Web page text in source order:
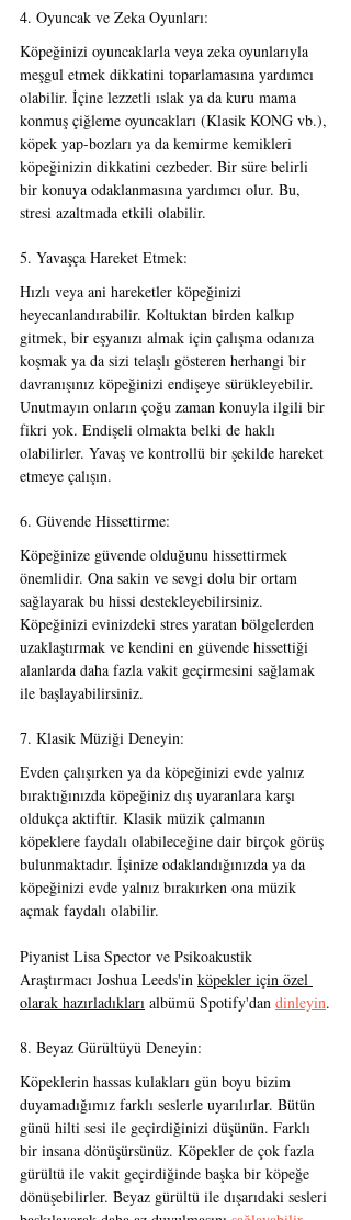
4. Oyuncak ve Zeka Oyunları:
Köpeğinizi oyuncaklarla veya zeka oyunlarıyla
meşgul etmek dikkatini toparlamasına yardımcı
olabilir. İçine lezzetli ıslak ya da kuru mama
konmuş çiğleme oyuncakları (Klasik KONG vb.),
köpek yap-bozları ya da kemirme kemikleri
köpeğinizin dikkatini cezbeder. Bir süre belirli
bir konuya odaklanmasına yardımcı olur. Bu,
stresi azaltmada etkili olabilir.
5. Yavaşça Hareket Etmek:
Hızlı veya ani hareketler köpeğinizi
heyecanlandırabilir. Koltuktan birden kalkıp
gitmek, bir eşyanızı almak için çalışma odanıza
koşmak ya da sizi telaşlı gösteren herhangi bir
davranışınız köpeğinizi endişeye sürükleyebilir.
Unutmayın onların çoğu zaman konuyla ilgili bir
fikri yok. Endişeli olmakta belki de haklı
olabilirler. Yavaş ve kontrollü bir şekilde hareket
etmeye çalışın.
6. Güvende Hissettirme:
Köpeğinize güvende olduğunu hissettirmek
önemlidir. Ona sakin ve sevgi dolu bir ortam
sağlayarak bu hissi destekleyebilirsiniz.
Köpeğinizi evinizdeki stres yaratan bölgelerden
uzaklaştırmak ve kendini en güvende hissettiği
alanlarda daha fazla vakit geçirmesini sağlamak
ile başlayabilirsiniz.
7. Klasik Müziği Deneyin:
Evden çalışırken ya da köpeğinizi evde yalnız
bıraktığınızda köpeğiniz dış uyaranlara karşı
oldukça aktiftir. Klasik müzik çalmanın
köpeklere faydalı olabileceğine dair birçok görüş
bulunmaktadır. İşinize odaklandığınızda ya da
köpeğinizi evde yalnız bırakırken ona müzik
açmak faydalı olabilir.
Piyanist Lisa Spector ve Psikoakustik
Araştırmacı Joshua Leeds'in köpekler için özel
olarak hazırladıkları albümü Spotify'dan dinleyin.
8. Beyaz Gürültüyü Deneyin:
Köpeklerin hassas kulakları gün boyu bizim
duyamadığımız farklı seslerle uyarılırlar. Bütün
günü hilti sesi ile geçirdiğinizi düşünün. Farklı
bir insana dönüşürsünüz. Köpekler de çok fazla
gürültü ile vakit geçirdiğinde başka bir köpeğe
dönüşebilirler. Beyaz gürültü ile dışarıdaki sesleri